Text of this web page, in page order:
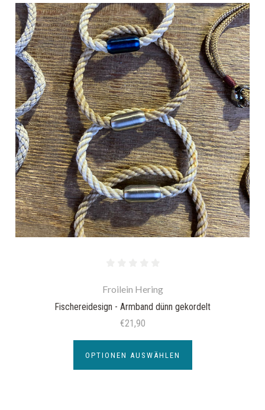
Froilein Hering
Fischereidesign - Armband dünn gekordelt
€21,90
OPTIONEN AUSWÄHLEN